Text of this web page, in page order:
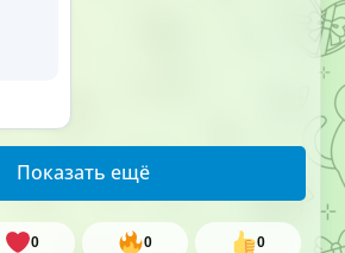
Показать ещё
0 0 0